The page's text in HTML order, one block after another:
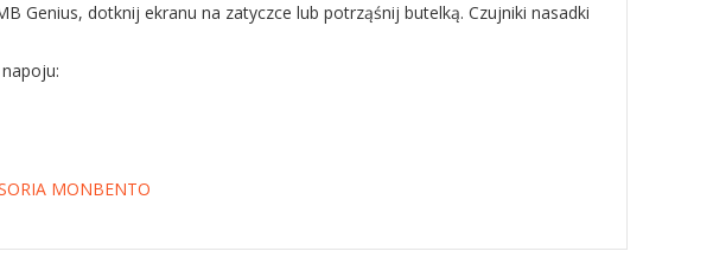
Genius, dotknij ekranu na zatyczce lub potrząśnij butelką. Czujniki nasadki
MONBENTO